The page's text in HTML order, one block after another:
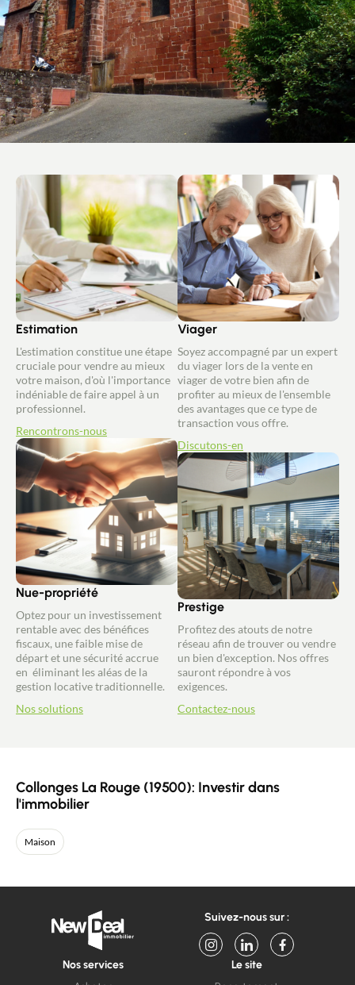
Estimation
L'estimation constitue une étape
cruciale pour vendre au mieux
votre maison, d'où l'importance
indéniable de faire appel à un
professionnel.
Rencontrons-nous
Nue-propriété
Optez pour un investissement
rentable avec des bénéfices
fiscaux, une faible mise de
départ et une sécurité accrue
en éliminant les aléas de la
gestion locative traditionnelle.
Nos solutions
Viager
Soyez accompagné par un expert
du viager lors de la vente en
viager de votre bien afin de
profiter au mieux de l'ensemble
des avantages que ce type de
transaction vous offre.
Discutons-en
Prestige
Profitez des atouts de notre
réseau afin de trouver ou vendre
un bien d'exception. Nos offres
sauront répondre à vos
exigences.
Contactez-nous
Collonges La Rouge (19500): Investir dans
l'immobilier
Maison
Suivez-nous sur :
Nos services
Le site